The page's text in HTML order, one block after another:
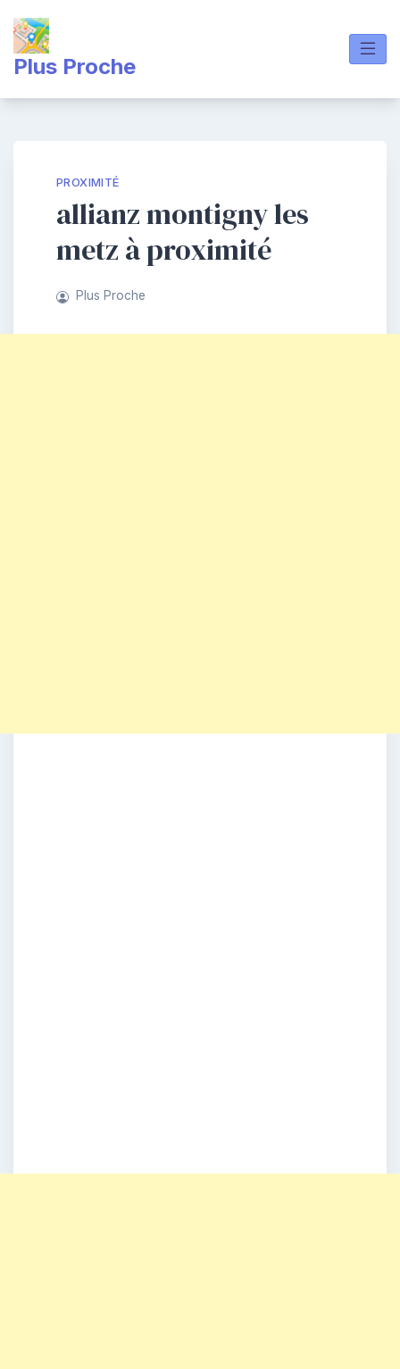
content
Plus Proche
PROXIMITÉ
allianz montigny les
metz à proximité
Plus Proche